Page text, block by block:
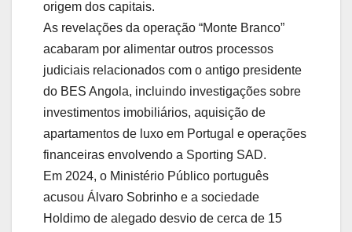
origem dos capitais.
As revelações da operação “Monte Branco”
acabaram por alimentar outros processos
judiciais relacionados com o antigo presidente
do BES Angola, incluindo investigações sobre
investimentos imobiliários, aquisição de
apartamentos de luxo em Portugal e operações
financeiras envolvendo a Sporting SAD.
Em 2024, o Ministério Público português
acusou Álvaro Sobrinho e a sociedade
Holdimo de alegado desvio de cerca de 15